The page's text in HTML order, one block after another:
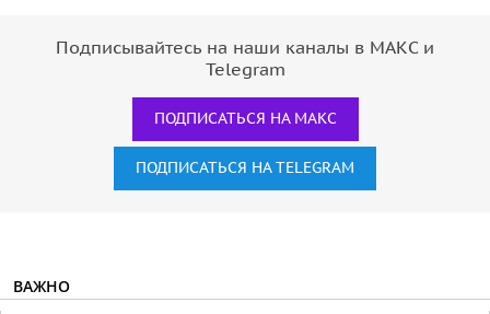
Подписывайтесь на наши каналы в МАКС и
Telegram
ПОДПИСАТЬСЯ НА МАКС
ПОДПИСАТЬСЯ НА TELEGRAM
ВАЖНО